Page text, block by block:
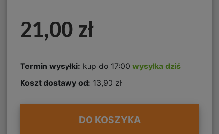
21,00 zł
Termin wysyłki: kup do 17:00 wysyłka dziś
Koszt dostawy od: 13,90 zł
DO KOSZYKA